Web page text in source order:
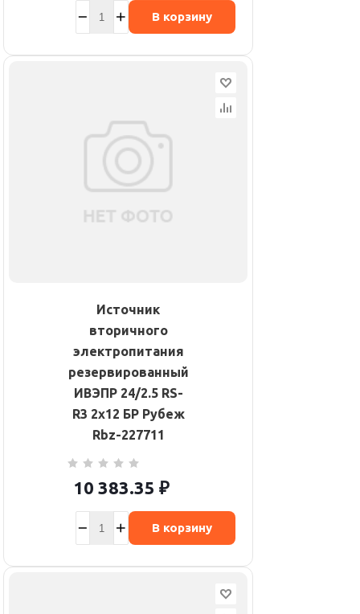
В корзину
Источник
вторичного
электропитания
резервированный
ИВЭПР 24/2.5 RS-
R3 2х12 БР Рубеж
Rbz-227711
10 383.35 ₽
В корзину